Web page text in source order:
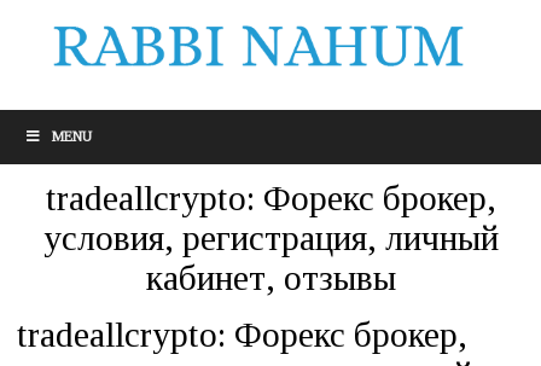
MENU
tradeallcrypto: Форекс брокер,
условия, регистрация, личный
кабинет, отзывы
tradeallcrypto: Форекс брокер,